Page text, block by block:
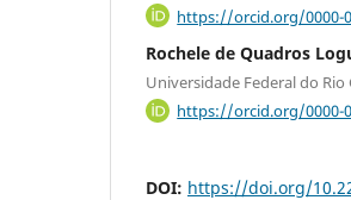
https://orcid.org/0000-
Rochele de Quadros
Universidade Federal do Rio
https://orcid.org/0000-
DOI: https://doi.org/